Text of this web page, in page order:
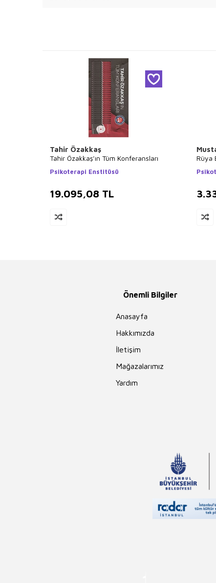
Tahir Özakkaş
Tahir Özakkaş’ın Tüm Konferansları
Psikoterapi Enstitüsü
19.095,08 TL
Rüya
Önemli Bilgiler
Anasayfa
Hakkımızda
İletişim
Mağazalarımız
Yardım